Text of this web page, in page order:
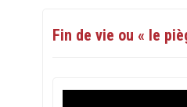
Fin de vie ou « le